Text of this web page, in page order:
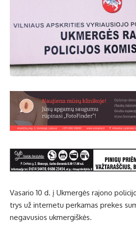
Vasario 10 d. į Ukmergės rajono
trys už internetu perkamas prekes
negavusios ukmergiškės.